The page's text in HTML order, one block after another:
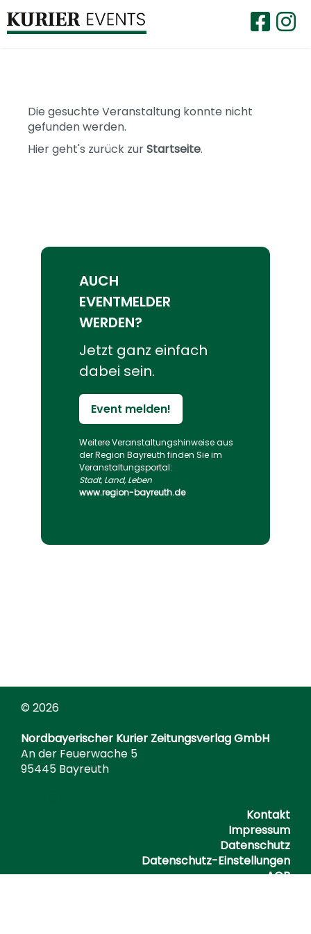
Die gesuchte Veranstaltung konnte nicht
gefunden werden.
Hier geht's zurück zurStartseite.
AUCH
EVENTMELDER
WERDEN?
Jetzt ganz einfach
dabei sein.
Event melden!
Weitere Veranstaltungs­hinweise aus
der Region Bayreuth finden Sie im
Veranstaltungs­portal:
Stadt, Land, Leben
www.region-bayreuth.de
© 2026
Nordbayerischer Kurier Zeitungsverlag GmbH
An der Feuerwache 5
95445 Bayreuth
Kontakt
Impressum
Datenschutz
Datenschutz-Einstellungen
AGB